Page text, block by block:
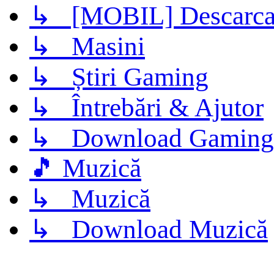
↳ [MOBIL]
↳ Masini
↳ Știri Gaming
↳ Întrebări & Ajutor
↳ Download Gaming
🎵 Muzică
↳ Muzică
↳ Download Muzică